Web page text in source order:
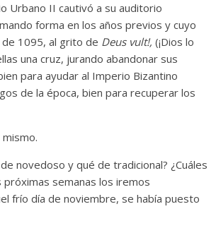
Urbano II cautivó a su auditorio
forma en los años previos y cuyo
1095, al grito de Deus vult!, (¡Dios lo
una cruz, jurando abandonar sus
para ayudar al Imperio Bizantino
de la época, bien para recuperar los
novedoso y qué de tradicional? ¿Cuáles
semanas los iremos
frío día de noviembre, se había puesto